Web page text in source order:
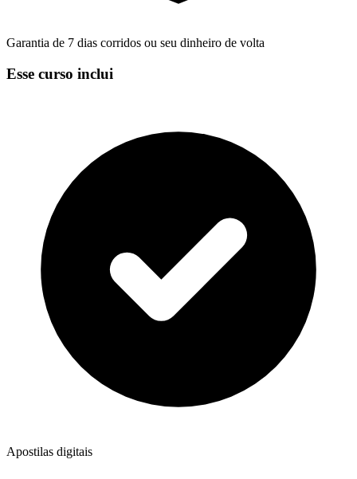
Garantia de 7 dias corridos ou seu dinheiro de volta
Esse curso inclui
Apostilas digitais